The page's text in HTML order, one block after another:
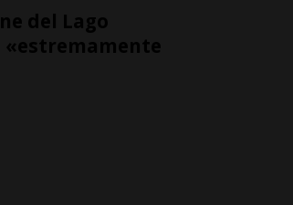
del Lago
«estremamente